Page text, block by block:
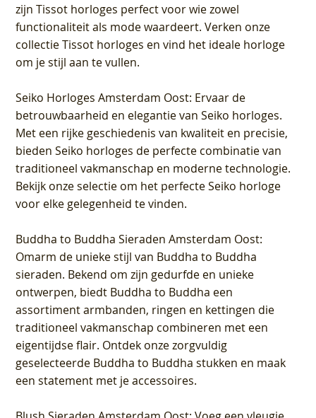
zijn Tissot horloges perfect voor wie zowel
functionaliteit als mode waardeert. Verken onze
collectie Tissot horloges en vind het ideale horloge
om je stijl aan te vullen.
Seiko Horloges Amsterdam Oost: Ervaar de
betrouwbaarheid en elegantie van Seiko horloges.
Met een rijke geschiedenis van kwaliteit en precisie,
bieden Seiko horloges de perfecte combinatie van
traditioneel vakmanschap en moderne technologie.
Bekijk onze selectie om het perfecte Seiko horloge
voor elke gelegenheid te vinden.
Buddha to Buddha Sieraden Amsterdam Oost:
Omarm de unieke stijl van Buddha to Buddha
sieraden. Bekend om zijn gedurfde en unieke
ontwerpen, biedt Buddha to Buddha een
assortiment armbanden, ringen en kettingen die
traditioneel vakmanschap combineren met een
eigentijdse flair. Ontdek onze zorgvuldig
geselecteerde Buddha to Buddha stukken en maak
een statement met je accessoires.